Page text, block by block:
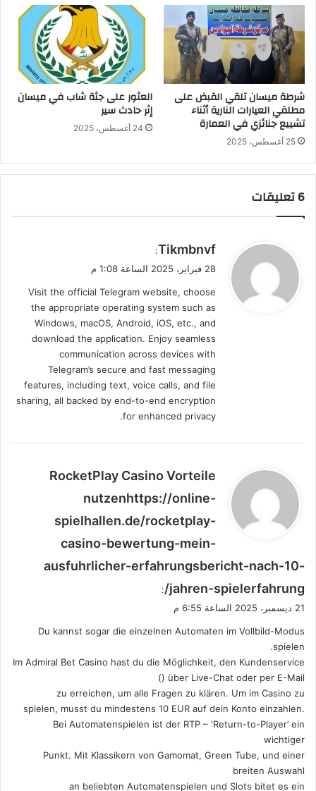
شرطة ميسان تلقي القبض على
مطلقي العيارات النارية أثناء
تشييع جنائزي في العمارة
25 أغسطس، 2025
العثور على جثة شاب في ميسان
إثر حادث سير
24 أغسطس، 2025
‫6 تعليقات
ي
ق
ل
Tikmbnvf
:
28 فبراير، 2025 الساعة 1:08 م
Visit the official Telegram website, choose
the appropriate operating system such as
Windows, macOS, Android, iOS, etc., and
download the application. Enjoy seamless
communication across devices with
Telegram’s secure and fast messaging
features, including text, voice calls, and file
sharing, all backed by end-to-end encryption
for enhanced privacy.
ي
ل
RocketPlay Casino Vorteile
nutzenhttps://online-
spielhallen.de/rocketplay-
casino-bewertung-mein-
ausfuhrlicher-erfahrungsbericht-nach-10-
jahren-spielerfahrung/
:
21 ديسمبر، 2025 الساعة 6:55 م
Du kannst sogar die einzelnen Automaten im Vollbild-Modus
spielen.
Im Admiral Bet Casino hast du die Möglichkeit, den Kundenservice
über Live-Chat oder per E-Mail ()
zu erreichen, um alle Fragen zu klären. Um im Casino zu
spielen, musst du mindestens 10 EUR auf dein Konto einzahlen.
Bei Automatenspielen ist der RTP – ‘Return-to-Player’ ein
wichtiger
Punkt. Mit Klassikern von Gamomat, Green Tube, und einer
breiten Auswahl
an beliebten Automatenspielen und Slots bitet es ein